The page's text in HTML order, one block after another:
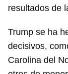
resultados de
Trump se ha
decisivos,
Carolina del